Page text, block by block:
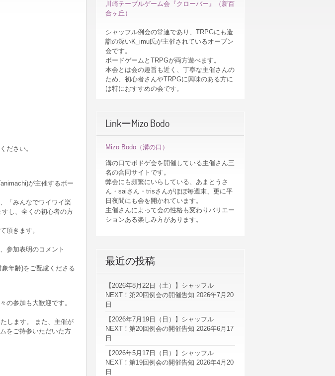
ださい。
が主催するボー
「みんなでワイワイ楽
し、全くの初心者の方
頂きます。
参加表明のコメント
年齢)をご配慮くださる
の参加も大歓迎です。
します。 また、主催が
をご持参いただいた方
川崎テーブルゲーム会『クローバー』（新百
合ヶ丘）
シャッフル例会の常連であり、TRPGにも造
詣の深いK_imu氏が主催されているオープン
会です。
ボードゲームとTRPGが両方遊べます。
本会とは会の趣旨も近く、丁寧な主催さんの
ため、初心者さんやTRPGに興味のある方に
は特におすすめの会です。
LinkーMizo Bodo
Mizo Bodo（溝の口）
溝の口でボドゲ会を開催している主催さん三
名の合同サイトです。
弊会にも頻繁にいらしている、あまとうさ
ん・saiさん・trisさんがほぼ毎週末、更に平
日夜間にも会を開かれています。
主催さんによって会の性格も変わりバリエー
ションある楽しみ方があります。
最近の投稿
【2026年8月22日（土）】シャッフル
NEXT！第20回例会の開催告知 2026年7月20
日
【2026年7月19日（日）】シャッフル
NEXT！第20回例会の開催告知 2026年6月17
日
【2026年5月17日（日）】シャッフル
NEXT！第19回例会の開催告知 2026年4月20
日